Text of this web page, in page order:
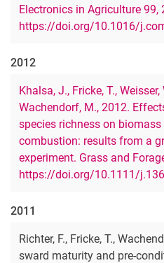
Electronics in Agriculture 99,
https://doi.org/10.1016/
2012
Khalsa, J., Fricke, T., Weisser,
Wachendorf, M., 2012.
species richness on
combustion: results from a
experiment. Grass and
https://doi.org/10.1111/
2011
Richter, F., Fricke, T.,
sward maturity and pre-